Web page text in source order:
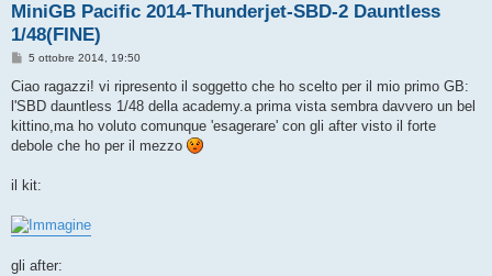
MiniGB Pacific 2014-Thunderjet-SBD-2 Dauntless
1/48(FINE)
M
s
a
g
i
5 ottobre 2014, 19:50
Ciao ragazzi! vi ripresento il soggetto che ho scelto per il mio primo GB:
l'SBD dauntless 1/48 della academy.a prima vista sembra davvero un bel
kittino,ma ho voluto comunque 'esagerare' con gli after visto il forte
debole che ho per il mezzo
il kit:
gli after: